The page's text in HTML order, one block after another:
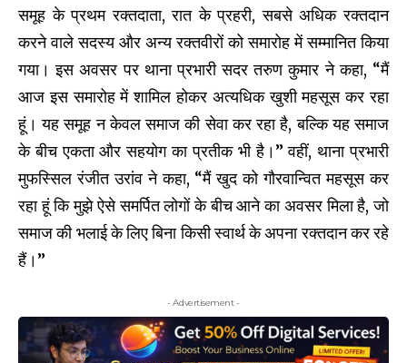
समूह के प्रथम रक्तदाता, रात के प्रहरी, सबसे अधिक रक्तदान
करने वाले सदस्य और अन्य रक्तवीरों को समारोह में सम्मानित किया
गया। इस अवसर पर थाना प्रभारी सदर तरुण कुमार ने कहा, “मैं
आज इस समारोह में शामिल होकर अत्यधिक खुशी महसूस कर रहा
हूं। यह समूह न केवल समाज की सेवा कर रहा है, बल्कि यह समाज
के बीच एकता और सहयोग का प्रतीक भी है।” वहीं, थाना प्रभारी
मुफस्सिल रंजीत उरांव ने कहा, “मैं खुद को गौरवान्वित महसूस कर
रहा हूं कि मुझे ऐसे समर्पित लोगों के बीच आने का अवसर मिला है, जो
समाज की भलाई के लिए बिना किसी स्वार्थ के अपना रक्तदान कर रहे
हैं।”
- Advertisement -